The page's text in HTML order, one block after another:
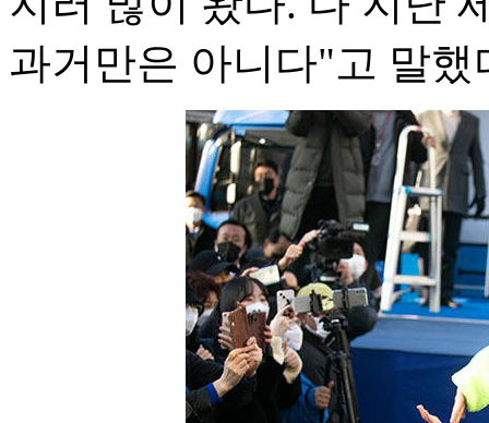
과거만은 아니다"고 말했